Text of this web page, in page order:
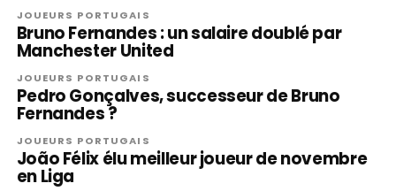
JOUEURS PORTUGAIS
Bruno Fernandes : un salaire doublé par
Manchester United
JOUEURS PORTUGAIS
Pedro Gonçalves, successeur de Bruno
Fernandes ?
JOUEURS PORTUGAIS
João Félix élu meilleur joueur de novembre
en Liga